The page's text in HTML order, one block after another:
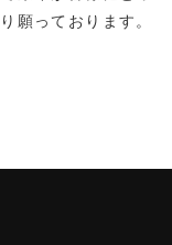
願っております。